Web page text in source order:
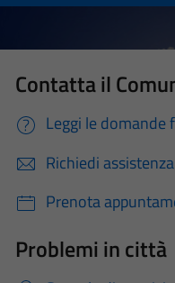
Contatta il
Leggi le domande
Richiedi assistenza
Prenota
Problemi in città